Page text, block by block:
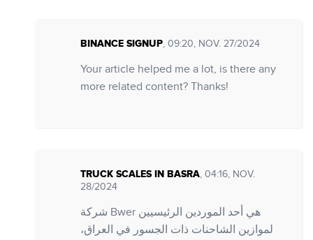
BINANCE SIGNUP, 09:20, NOV. 27/2024
Your article helped me a lot, is there any
more related content? Thanks!
TRUCK SCALES IN BASRA, 04:16, NOV.
28/2024
شركة Bwer هي أحد الموردين الرئيسيين
لموازين الشاحنات ذات الجسور في العراق،